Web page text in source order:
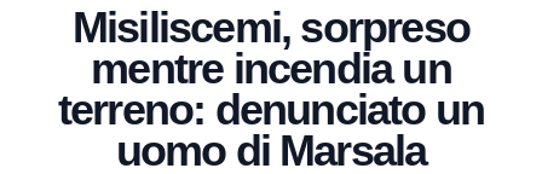
Misiliscemi, sorpreso
mentre incendia un
terreno: denunciato un
uomo di Marsala